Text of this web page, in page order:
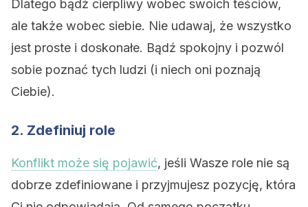
Dlatego bądź cierpliwy wobec swoich teściów,
ale także wobec siebie. Nie udawaj, że wszystko
jest proste i doskonałe. Bądź spokojny i pozwól
sobie poznać tych ludzi (i niech oni poznają
Ciebie).
2. Zdefiniuj role
Konflikt może się pojawić, jeśli Wasze role nie są
dobrze zdefiniowane i przyjmujesz pozycję, która